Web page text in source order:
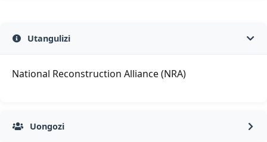
Utangulizi
National Reconstruction Alliance (NRA)
Uongozi